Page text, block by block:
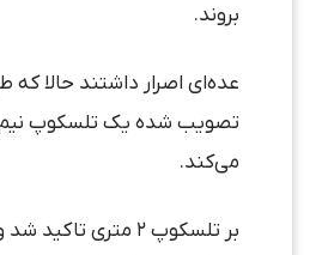
بروند.
عده‌ای اصرار داشتند حالا که
تصویب شده یک تلسکوپ
می‌کند.
بر تلسکوپ ۲ متری